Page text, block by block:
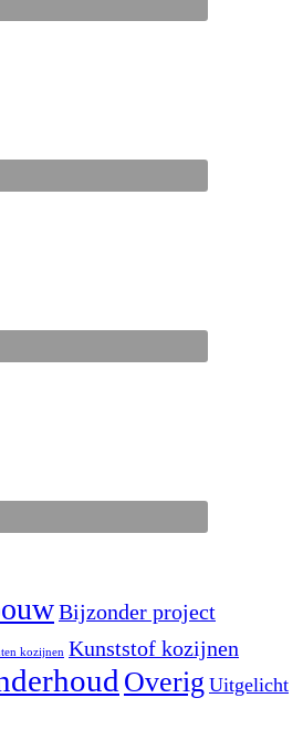
Bijzonder project
kozijnen Kunststof kozijnen
Overig Uitgelicht